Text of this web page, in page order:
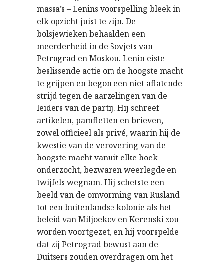
massa’s – Lenins voorspelling bleek in
elk opzicht juist te zijn. De
bolsjewieken behaalden een
meerderheid in de Sovjets van
Petrograd en Moskou. Lenin eiste
beslissende actie om de hoogste macht
te grijpen en begon een niet aflatende
strijd tegen de aarzelingen van de
leiders van de partij. Hij schreef
artikelen, pamfletten en brieven,
zowel officieel als privé, waarin hij de
kwestie van de verovering van de
hoogste macht vanuit elke hoek
onderzocht, bezwaren weerlegde en
twijfels wegnam. Hij schetste een
beeld van de omvorming van Rusland
tot een buitenlandse kolonie als het
beleid van Miljoekov en Kerenski zou
worden voortgezet, en hij voorspelde
dat zij Petrograd bewust aan de
Duitsers zouden overdragen om het